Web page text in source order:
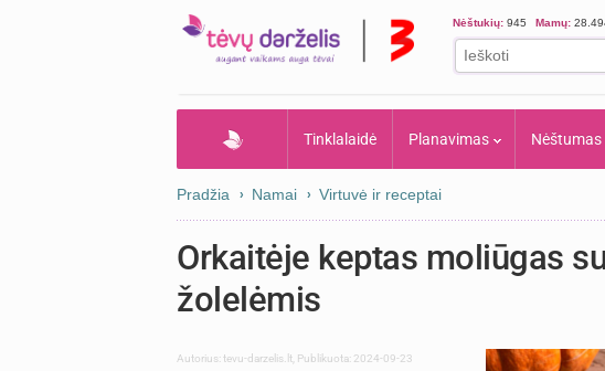
Nėštukių: 945 Mamų:
Tinklalaidė Planavimas Nėštumas
Pradžia Namai Virtuvė ir receptai
Orkaitėje keptas moliūgas
žolelėmis
Autorius:tevu-darzelis.lt Publikuota: 2024-09-23